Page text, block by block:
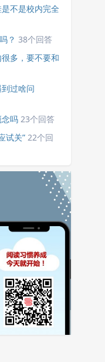
不是校内完全
？ 38个回答
多，要不要和
过啥问
吗 23个回答
试关” 22个回